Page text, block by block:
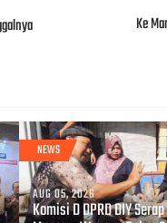
Ke
NEWS
AUG 05, 2026
Komisi D DPRD DIY